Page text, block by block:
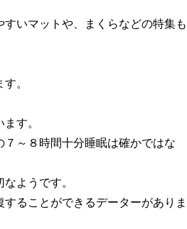
いマットや、まくらなどの特集も
。
す。
～８時間十分睡眠は確かではな
ようです。
ることができるデーターがありま